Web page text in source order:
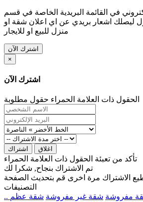
في القائمة البريدية الخاصة في قسم
ليصلك اشعار بريدي عن اي اعلان شقة او
منزل للبيع او للايجار
اشترك الآن
×
اشترك الآن
الحقول ذات العلامة الحمراء حقول مطلوبة
اشتراك اغلاق
تأكد من تعبئة الحقول ذات العلامة الحمراء
تم الاشتراك بنجاح, شكرا لك
الاشتراك مرة اخرى قم بتحديث الصفحة
التصنيفات
مفروشة شقة غير مفروشة شقة عظم